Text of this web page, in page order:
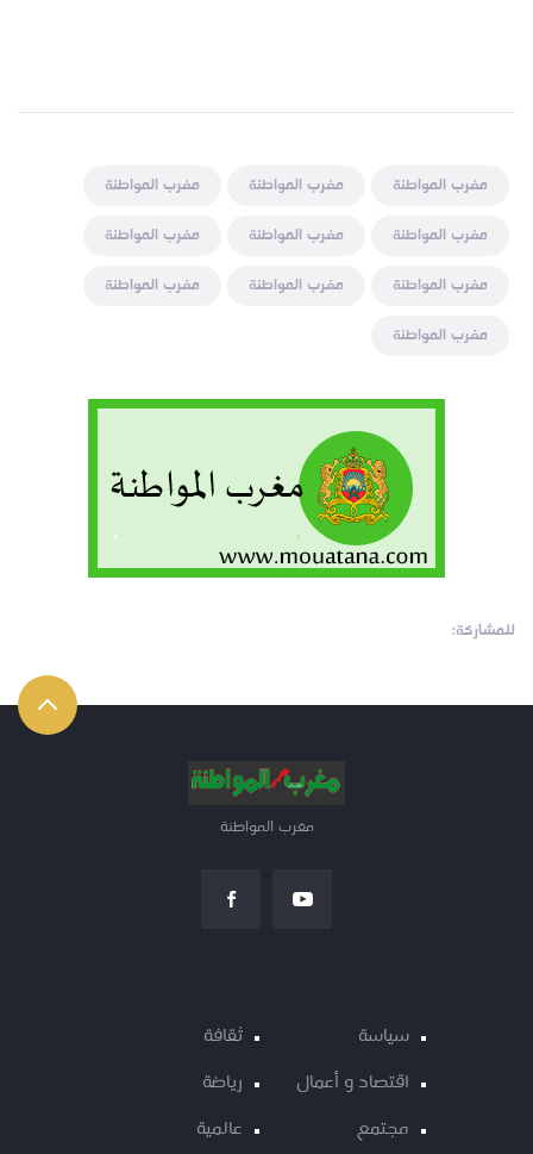
مغرب المواطنة مغرب المواطنة
مغرب المواطنة
مغرب المواطنة
مغرب المواطنة
مغرب المواطنة
مغرب المواطنة
مغرب المواطنة
مغرب المواطنة
مغرب المواطنة
للمشاركة:
مغرب المواطنة
سياسة
اقتصاد و أعمال
مجتمع
ثقافة
رياضة
عالمية